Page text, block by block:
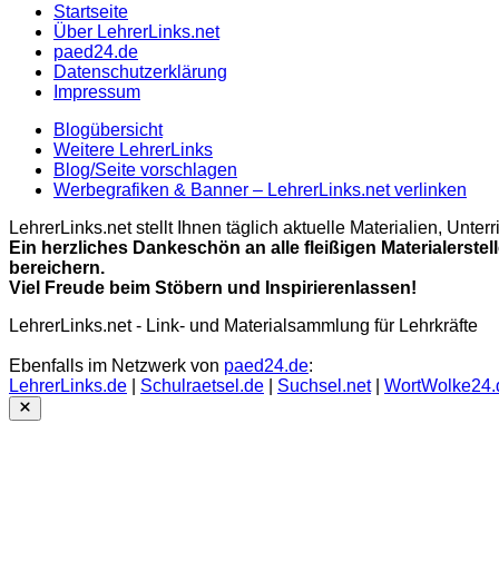
Startseite
Über LehrerLinks.net
paed24.de
Datenschutzerklärung
Impressum
Blogübersicht
Weitere LehrerLinks
Blog/Seite vorschlagen
Werbegrafiken & Banner – LehrerLinks.net verlinken
LehrerLinks.net stellt Ihnen täglich aktuelle Materialien,
Ein herzliches Dankeschön an alle fleißigen
bereichern.
Viel Freude beim Stöbern und Inspirierenlassen!
LehrerLinks.net - Link- und Materialsammlung für Lehrkräfte
Ebenfalls im Netzwerk von paed24.de:
LehrerLinks.de
Schulraetsel.de Suchsel.net|
Close